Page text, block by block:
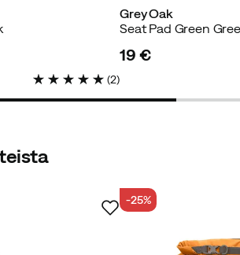
ostaja
se on hyvä, hieman paksumpi
(2)
Grey Oak
Seat Pad Green
19 €
-25%